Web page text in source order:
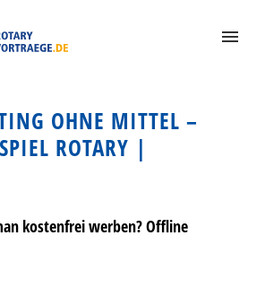
OHNE MITTEL –
ROTARY |
kostenfrei werben? Offline